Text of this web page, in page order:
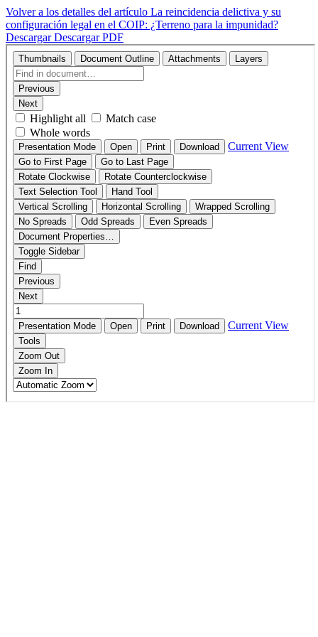
Volver a los detalles del artículo La reincidencia delictiva y su
configuración legal en el COIP: ¿Terreno para la impunidad?
DescargarDescargar PDF